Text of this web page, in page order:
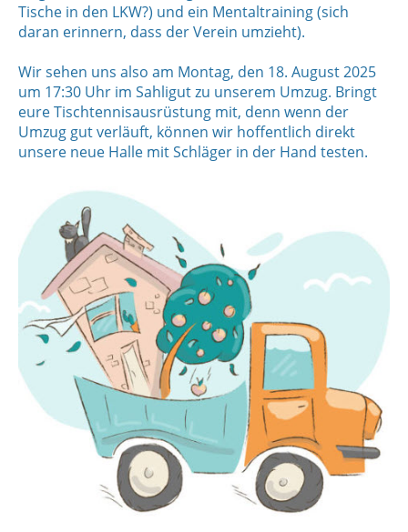
Tische in den LKW?) und ein Mentaltraining (sich
daran erinnern, dass der Verein umzieht).
Wir sehen uns also am Montag, den 18. August 2025
um 17:30 Uhr im Sahligut zu unserem Umzug. Bringt
eure Tischtennisausrüstung mit, denn wenn der
Umzug gut verläuft, können wir hoffentlich direkt
unsere neue Halle mit Schläger in der Hand testen.